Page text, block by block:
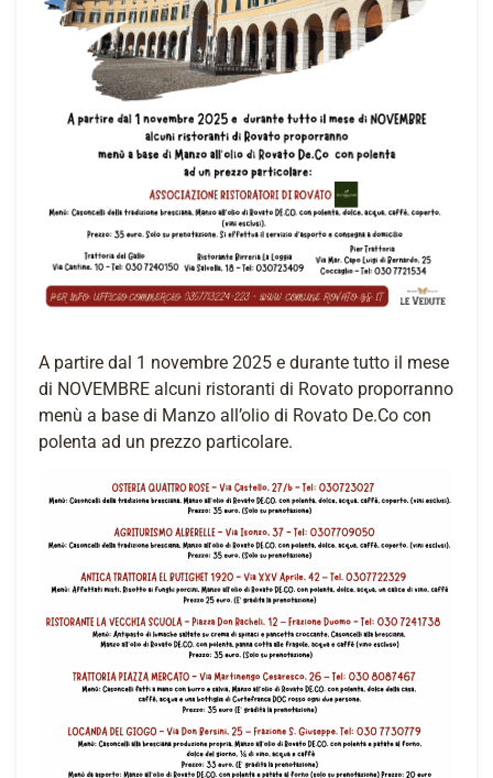
A partire dal 1 novembre 2025 e durante tutto il mese
di NOVEMBRE alcuni ristoranti di Rovato proporranno
menù a base di Manzo all’olio di Rovato De.Co con
polenta ad un prezzo particolare.